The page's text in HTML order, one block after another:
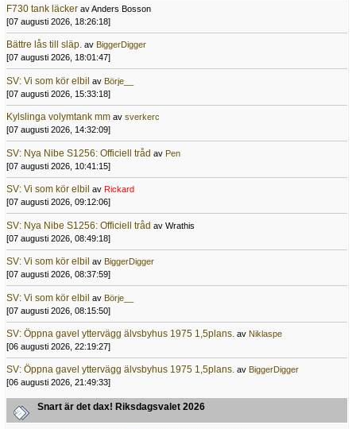
F730 tank läcker av Anders Bosson
[07 augusti 2026, 18:26:18]
Bättre lås till släp. av BiggerDigger
[07 augusti 2026, 18:01:47]
SV: Vi som kör elbil av Börje__
[07 augusti 2026, 15:33:18]
Kylslinga volymtank mm av sverkerc
[07 augusti 2026, 14:32:09]
SV: Nya Nibe S1256: Officiell tråd av Pen
[07 augusti 2026, 10:41:15]
SV: Vi som kör elbil av Rickard
[07 augusti 2026, 09:12:06]
SV: Nya Nibe S1256: Officiell tråd av Wrathis
[07 augusti 2026, 08:49:18]
SV: Vi som kör elbil av BiggerDigger
[07 augusti 2026, 08:37:59]
SV: Vi som kör elbil av Börje__
[07 augusti 2026, 08:15:50]
SV: Öppna gavel yttervägg älvsbyhus 1975 1,5plans. av Niklaspe
[06 augusti 2026, 22:19:27]
SV: Öppna gavel yttervägg älvsbyhus 1975 1,5plans. av BiggerDigger
[06 augusti 2026, 21:49:33]
Snart är det dax! Riksdagsvalet 2026